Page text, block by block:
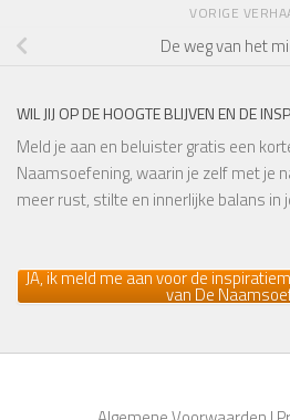
VORIGE
De weg van het
WIL JIJ OP DE HOOGTE BLIJVEN EN DE
Meld je aan en beluister gratis een
Naamsoefening, waarin je zelf met je
meer rust, stilte en innerlijke balans in
JA, ik meld me aan voor de
van De